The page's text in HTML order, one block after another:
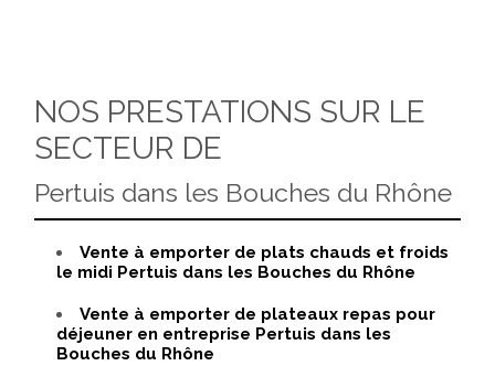
NOS PRESTATIONS SUR LE
SECTEUR DE
Pertuis dans les Bouches du Rhône
Vente à emporter de plats chauds et froids
le midi Pertuis dans les Bouches du Rhône
Vente à emporter de plateaux repas pour
déjeuner en entreprise Pertuis dans les
Bouches du Rhône